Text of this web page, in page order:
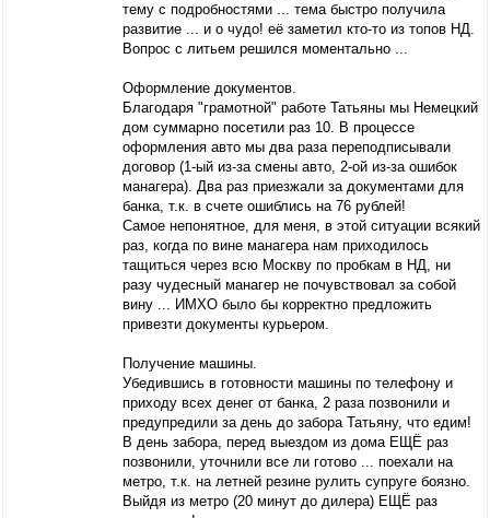
тему с подробностями ... тема быстро получила
развитие ... и о чудо! её заметил кто-то из топов НД.
Вопрос с литьем решился моментально ...
Оформление документов.
Благодаря "грамотной" работе Татьяны мы Немецкий
дом суммарно посетили раз 10. В процессе
оформления авто мы два раза переподписывали
договор (1-ый из-за смены авто, 2-ой из-за ошибок
манагера). Два раз приезжали за документами для
банка, т.к. в счете ошиблись на 76 рублей!
Самое непонятное, для меня, в этой ситуации всякий
раз, когда по вине манагера нам приходилось
тащиться через всю Москву по пробкам в НД, ни
разу чудесный манагер не почувствовал за собой
вину ... ИМХО было бы корректно предложить
привезти документы курьером.
Получение машины.
Убедившись в готовности машины по телефону и
приходу всех денег от банка, 2 раза позвонили и
предупредили за день до забора Татьяну, что едим!
В день забора, перед выездом из дома ЕЩЁ раз
позвонили, уточнили все ли готово ... поехали на
метро, т.к. на летней резине рулить супруге боязно.
Выйдя из метро (20 минут до дилера) ЕЩЁ раз